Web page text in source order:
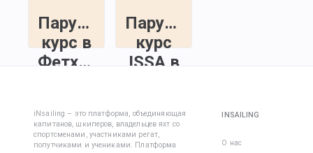
Парусный
курс в
Фетхие
на
парусном
курсе
Парусный
курс
ISSA в
Курс Inshore
Skipper
(капитан
iNsailing – это платформа, объединяющая
капитанов, шкиперов, владельцев яхт со
спортсменами, участниками регат,
попутчиками и учениками. Платформа
INSAILING
О нас